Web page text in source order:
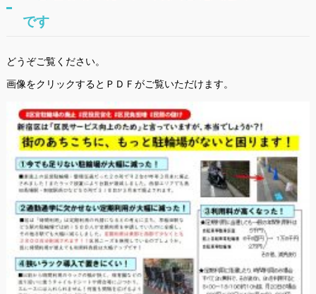
です
どうぞご覧ください。
画像をクリックするとＰＤＦがご覧いただけます。